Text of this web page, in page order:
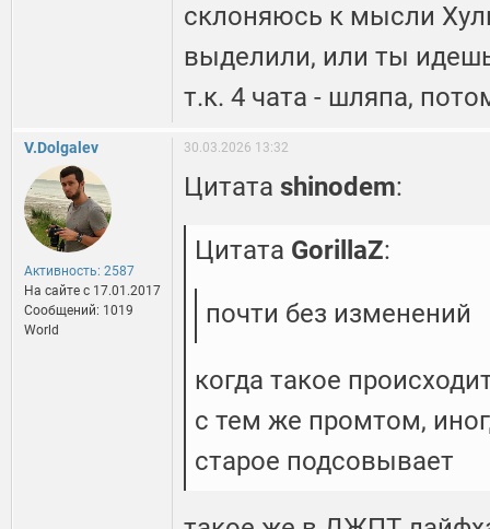
склоняюсь к мысли
выделили, или ты
т.к. 4 чата - шляпа,
V.Dolgalev
Активность: 2587
На сайте c 17.01.2017
Сообщений: 1019
World
30.03.2026 13:32
Цитата shinodem:
Цитата GorillaZ:
почти без изменений
когда такое
с тем же промтом,
старое подсовывает